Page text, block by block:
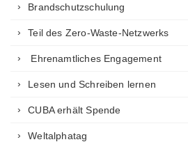
Brandschutzschulung
Teil des Zero-Waste-Netzwerks
Ehrenamtliches Engagement
Lesen und Schreiben lernen
CUBA erhält Spende
Weltalphatag